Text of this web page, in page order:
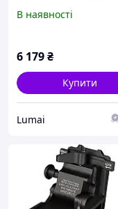
Norotos CL24-0237
В наявності
6 179₴
Купити
Lumai